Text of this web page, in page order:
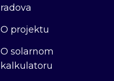
radova
O projektu
O solarnom
kalkulatoru